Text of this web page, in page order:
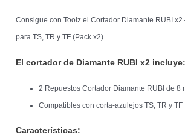
Consigue con Toolz el Cortador Diamante RUBI x2
para TS, TR y TF (Pack x2)
El cortador de Diamante RUBI x2 incluye:
2 Repuestos Cortador Diamante RUBI de 8
Compatibles con corta-azulejos TS, TR y TF
Características: